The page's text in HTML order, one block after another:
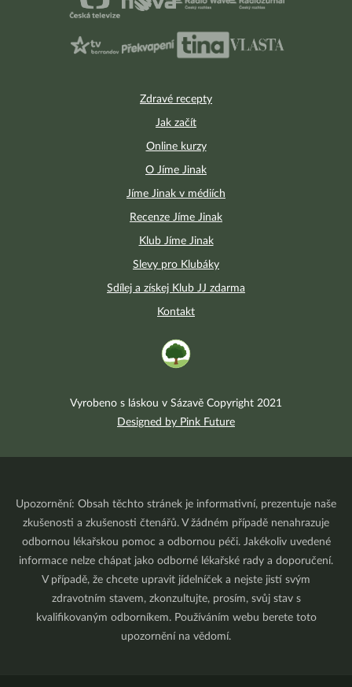
Zdravé recepty
Jak začít
Online kurzy
O Jíme Jinak
Jíme Jinak v médiích
Recenze Jíme Jinak
Klub Jíme Jinak
Slevy pro Klubáky
Sdílej a získej Klub JJ zdarma
Kontakt
Vyrobeno s láskou v Sázavě Copyright 2021
Designed by Pink Future
Upozornění: Obsah těchto stránek je informativní, prezentuje naše
zkušenosti a zkušenosti čtenářů. V žádném případě nenahrazuje
odbornou lékařskou pomoc a odbornou péči. Jakékoliv uvedené
informace nelze chápat jako odborné lékařské rady a doporučení.
V případě, že chcete upravit jídelníček a nejste jistí svým
zdravotním stavem, zkonzultujte, prosím, svůj stav s
kvalifikovaným odborníkem. Používáním webu berete toto
upozornění na vědomí.